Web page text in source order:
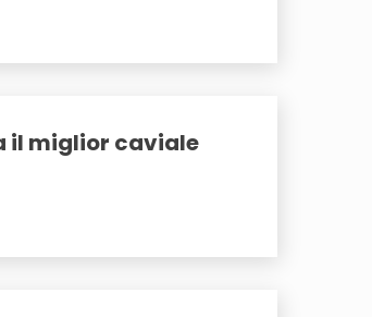
il miglior caviale